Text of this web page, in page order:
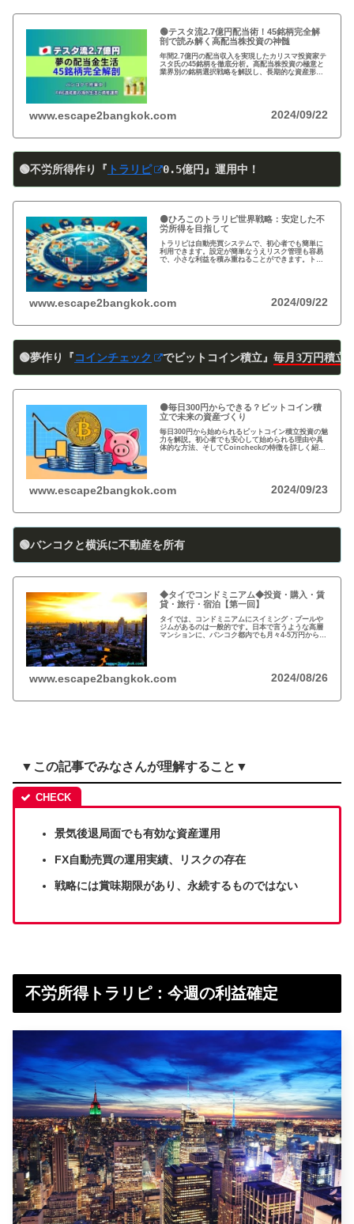
🟢テスタ流2.7億円配当術！45銘柄完全解
剖で読み解く高配当株投資の神髄
年間2.7億円の配当収入を実現したカリスマ投資家テ
スタ氏の45銘柄を徹底分析。高配当株投資の極意と
業界別の銘柄選択戦略を解説し、長期的な資産形成
www.escape2bangkok.com 2024/09/22
🟢不労所得作り『 トラリピ 0.5億円』運用中！
🟠ひろこのトラリピ世界戦略：安定した不
労所得を目指して
トラリピは自動売買システムで、初心者でも簡単に
利用できます。設定が簡単なうえリスク管理も容易
で、小さな利益を積み重ねることができます。トラ
www.escape2bangkok.com 2024/09/22
🟢夢作り『コインチェック でビットコイン積立』 毎月3万円積立
🟠毎日300円からできる？ビットコイン積
立で未来の資産づくり
毎日300円から始められるビットコイン積立投資の魅
力を解説。初心者でも安心して始められる理由や具
体的な方法、そしてCoincheckの特徴を詳しく紹
www.escape2bangkok.com 2024/09/23
🟢バンコクと横浜に不動産を所有
◆タイでコンドミニアム◆投資・購入・賃
貸・旅行・宿泊【第一回】
タイでは、コンドミニアムにスイミング・プールや
ジムがあるのは一般的です。日本で言うような高層
マンションに、バンコク都内でも月々4-5万円から賃
www.escape2bangkok.com 2024/08/26
▼この記事でみなさんが理解すること▼
景気後退局面でも有効な資産運用
FX自動売買の運用実績、リスクの存在
戦略には賞味期限があり、永続するものではない
不労所得トラリピ：今週の利益確定